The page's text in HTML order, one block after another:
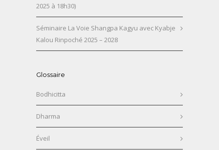
2025 à 18h30)
Séminaire La Voie Shangpa Kagyu avec Kyabje
Kalou Rinpoché 2025 – 2028
Glossaire
Bodhicitta
Dharma
Éveil